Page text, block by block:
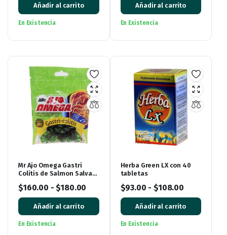
Añadir al carrito
En Existencia
Añadir al carrito
En Existencia
Mr Ajo Omega Gastri
Colitis de Salmon Salvaje
Cápsulas de Gel
$160.00 - $180.00
Añadir al carrito
En Existencia
Herba Green LX con 40
tabletas
$93.00 - $108.00
Añadir al carrito
En Existencia